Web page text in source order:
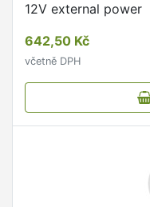
12V external power
642,50 Kč
včetně DPH